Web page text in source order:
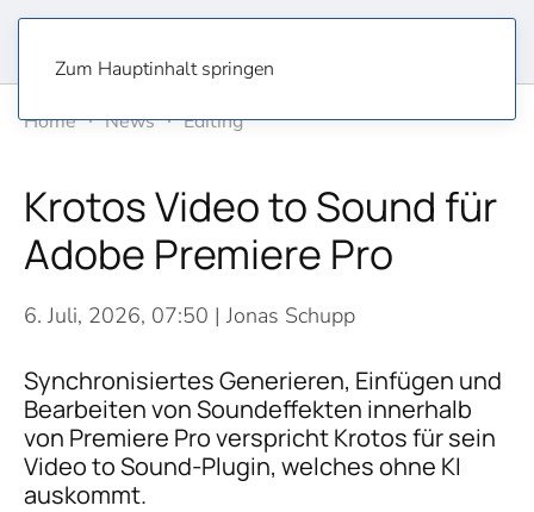
Zum Hauptinhalt springen
Home
News Editing
Krotos Video to Sound für
Adobe Premiere Pro
6. Juli, 2026, 07:50 | Jonas Schupp
Synchronisiertes Generieren, Einfügen und
Bearbeiten von Soundeffekten innerhalb
von Premiere Pro verspricht Krotos für sein
Video to Sound-Plugin, welches ohne KI
auskommt.